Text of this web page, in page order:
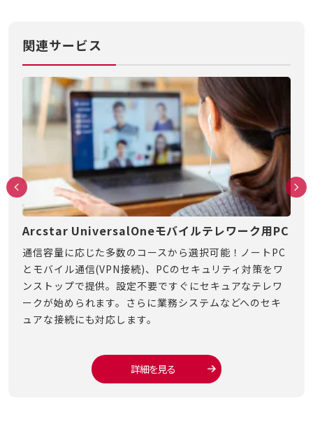
関連サービス
Arcstar UniversalOneモバイルテレワーク用PC
通信容量に応じた多数のコースから選択可能！ノートPC
とモバイル通信(VPN接続)、PCのセキュリティ対策をワ
ンストップで提供。設定不要ですぐにセキュアなテレワ
ークが始められます。さらに業務システムなどへのセキ
ュアな接続にも対応します。
詳細を見る